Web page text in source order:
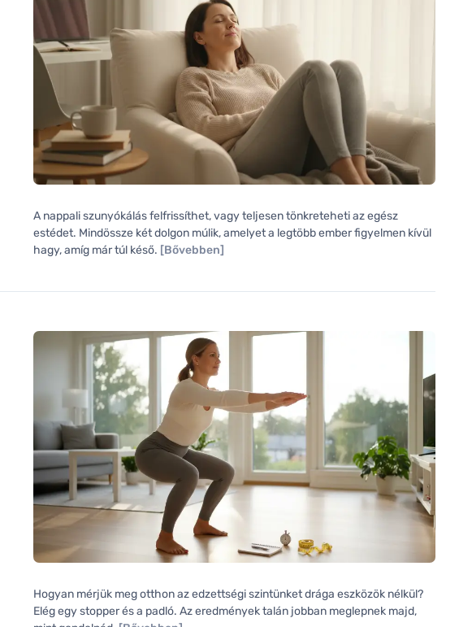
A nappali szunyókálás felfrissíthet, vagy teljesen tönkreteheti az egész
estédet. Mindössze két dolgon múlik, amelyet a legtöbb ember figyelmen kívül
hagy, amíg már túl késő. [Bővebben]
Hogyan mérjük meg otthon az edzettségi szintünket drága eszközök nélkül?
Elég egy stopper és a padló. Az eredmények talán jobban meglepnek majd,